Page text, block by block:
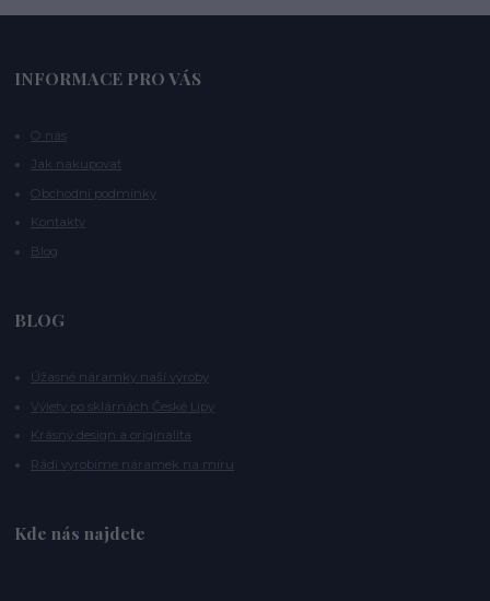
INFORMACE PRO VÁS
O nás
Jak nakupovat
Obchodní podmínky
Kontakty
Blog
BLOG
Úžasné náramky naší výroby
Výlety po sklárnách České Lípy
Krásný design a originalita
Rádi vyrobíme náramek na míru
Kde nás najdete